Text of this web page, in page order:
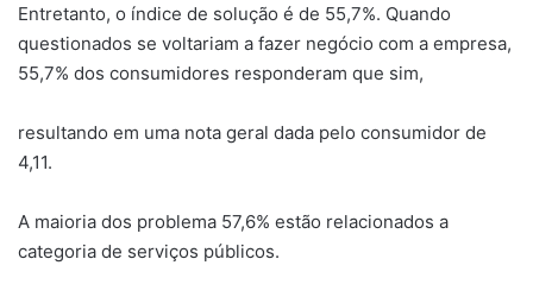
Entretanto, o índice de solução é de 55,7%. Quando
questionados se voltariam a fazer negócio com a empresa,
55,7% dos consumidores responderam que sim,
resultando em uma nota geral dada pelo consumidor de
4,11.
A maioria dos problema 57,6% estão relacionados a
categoria de serviços públicos.